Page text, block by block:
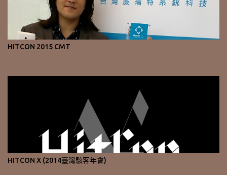
HITCON 2015 CMT
HITCON X (2014臺灣駭客年會)